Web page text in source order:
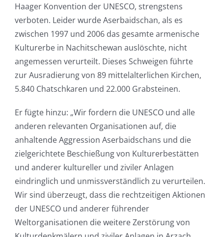
Haager Konvention der UNESCO, strengstens
verboten. Leider wurde Aserbaidschan, als es
zwischen 1997 und 2006 das gesamte armenische
Kulturerbe in Nachitschewan auslöschte, nicht
angemessen verurteilt. Dieses Schweigen führte
zur Ausradierung von 89 mittelalterlichen Kirchen,
5.840 Chatschkaren und 22.000 Grabsteinen.
Er fügte hinzu: „Wir fordern die UNESCO und alle
anderen relevanten Organisationen auf, die
anhaltende Aggression Aserbaidschans und die
zielgerichtete Beschießung von Kulturerbestätten
und anderer kultureller und ziviler Anlagen
eindringlich und unmissverständlich zu verurteilen.
Wir sind überzeugt, dass die rechtzeitigen Aktionen
der UNESCO und anderer führender
Weltorganisationen die weitere Zerstörung von